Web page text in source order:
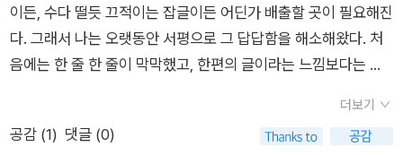
는 것이 밖으로 흘러넘쳐 나오기 까지 내면에 축척된 뭔가가 있어
야 한다고 한다. 나는저자의 말에 동의한다. 그렇다면 늘 쓸 것은
가득한데 가슴 속에 고여만 있고 뿜어내지 못하는 나는 그런 소양
쉽게 보는 오늘 날의 창작풍토를 개탄했다. 거기엔 인터넷 글쓰기
에 대한 비판도 간과하지 않는다.앞으로 블로그에 글을 쓰는 것도
쪽소설을 천천히 꼼꼼하게 읽고 있는 사람은 이미 소설 쓰기를 시
작한 사람이다. -27쪽경험이 없이도 쓸 수 있다. 그가 읽어왔다
면. 하지만 읽지 않고는 쓸 수 없다. 아무리 경험이 많다고 해도.
함을 강조하기 위해서 하는 말이다. -28쪽'저는 작가들을 운명적
으로 타고난 사람, 즉 작가로서의 유전자를 갖고 태어난 사람으로
하게 던지는 일을다시 한 번 시작해야겠다고 마음먹었다.설계도
를 그리지 않은 채 집을 지어 창문도, 계단도, 화장실도 없는 엉터
리 집을 지어세입자들을 불편하게 했던 과오도 반성했다.고독을
이길 힘이없다면 문학을 목표로 할 자격이 없다.세상에 대해, 혹
은 모든 집단과 조직에 대해 홀로 버틸 대로 버티며 거기에서 튕
이든, 수다 떨듯 끄적이는 잡글이든 어딘가 배출할 곳이 필요해진
다. 그래서 나는 오랫동안 서평으로 그 답답함을 해소해왔다. 처
음에는 한 줄 한 줄이 막막했고, 한편의 글이라는 느낌보다는 순
은 어떤가? '어떻게든 쓸 수는 있다'라는 생각은 하게 되었다. 결
과물은 어떤가? 글쎄, 대단한 글이라고는 할 수 없지만, 솔직하게
더보기
공감 (1) 댓글 (0)